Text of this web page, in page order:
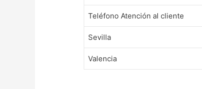
Teléfono Atención al cliente
Sevilla
Valencia